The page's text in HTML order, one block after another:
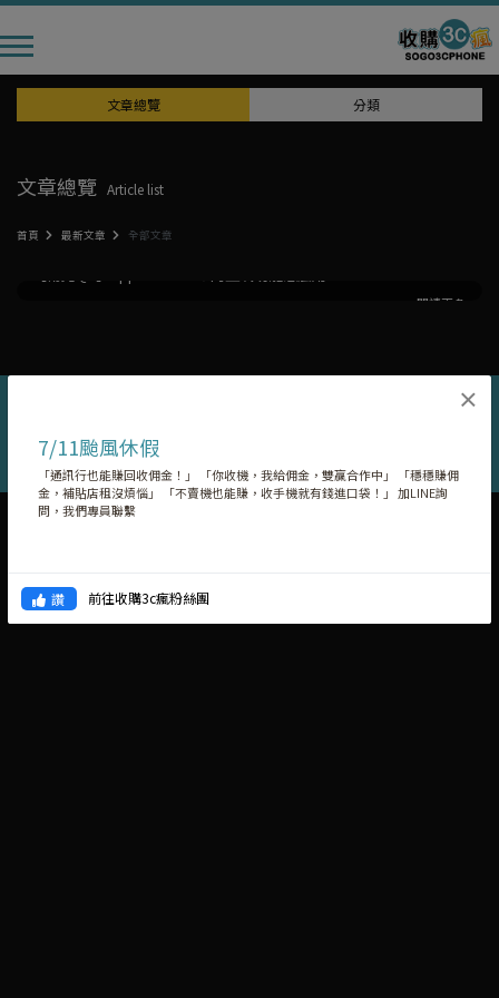
文章總覽 分類
文章總覽 Article list
首頁 最新文章 全部文章
閱讀更多
Copyright©SOGO3CPHONE All rights reserved ｜ Powered by
×
7/11颱風休假
「通訊行也能賺回收佣金！」 「你收機，我給佣金，雙贏合作中」 「穩穩賺佣
金，補貼店租沒煩惱」 「不賣機也能賺，收手機就有錢進口袋！」 加LINE詢
問，我們專員聯繫
讚 前往收購3c瘋粉絲團